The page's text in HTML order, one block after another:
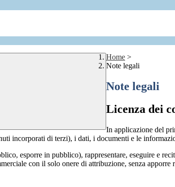
Home >
Note legali
Note legali
Licenza dei
In applicazione del
incorporati di terzi), i dati, i documenti e le
esporre in pubblico), rappresentare, eseguire e
con il solo onere di attribuzione, senza apporre